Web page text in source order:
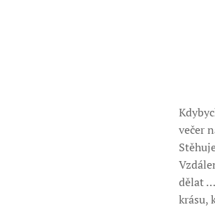
večer
dělat
krásu,